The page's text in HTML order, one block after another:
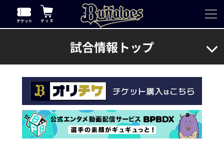
試合情報トップ